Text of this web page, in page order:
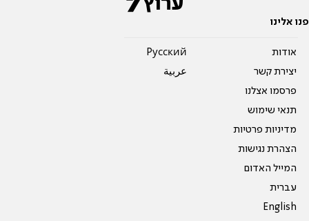
פנו אלינו
אודות
יצירת קשר
פרסמו אצלנו
תנאי שימוש
מדיניות פרטיות
הצהרת נגישות
המייל האדום
עברית
English
Pусский
عربية